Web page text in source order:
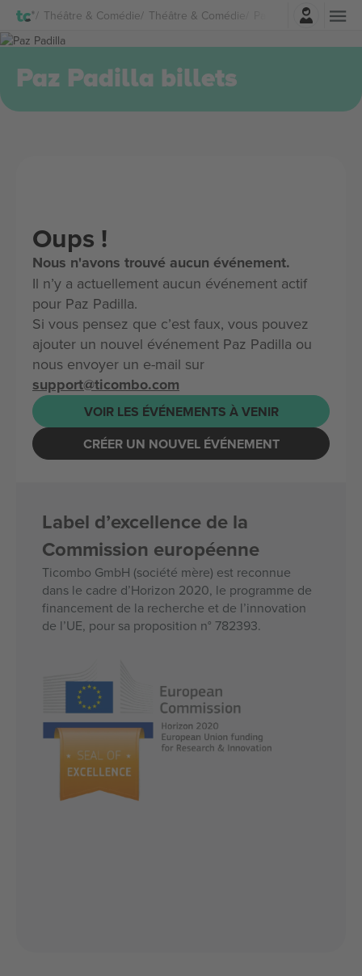
Théâtre & Comédie Théâtre & Comédie Paz Padilla Billets
Connexion
Paz Padilla billets
Oups !
Nous n'avons trouvé aucun événement.
Il n’y a actuellement aucun événement actif
pour Paz Padilla.
Si vous pensez que c’est faux, vous pouvez
ajouter un nouvel événement Paz Padilla ou
nous envoyer un e-mail sur
support@ticombo.com
VOIR LES ÉVÉNEMENTS À VENIR
CRÉER UN NOUVEL ÉVÉNEMENT
Label d’excellence de la
Commission européenne
Ticombo GmbH (société mère) est reconnue
dans le cadre d’Horizon 2020, le programme de
financement de la recherche et de l’innovation
de l’UE, pour sa proposition n° 782393.